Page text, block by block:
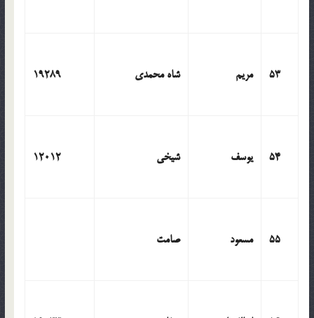
53 مریم شاه محمدی 19289
54 یوسف شیخی 12012
55 مسعود صامت